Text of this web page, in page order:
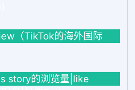
（TikTok的海外国际
story的浏览量|like